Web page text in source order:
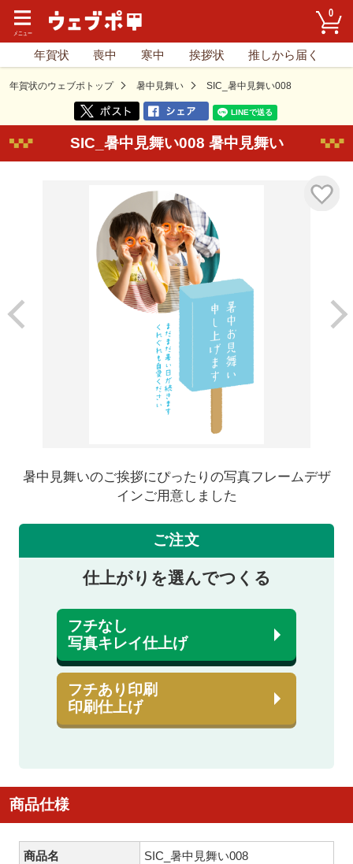
0
年賀状 喪中 寒中 挨拶状 推しから届く
年賀状のウェブポトップ 暑中見舞い SIC_暑中見舞い008
SIC_暑中見舞い008 暑中見舞い
暑中見舞いのご挨拶にぴったりの写真フレームデザ
インご用意しました
ご注文
仕上がりを選んでつくる
フチなし
写真キレイ仕上げ
フチあり印刷
印刷仕上げ
商品仕様
商品名 SIC_暑中見舞い008